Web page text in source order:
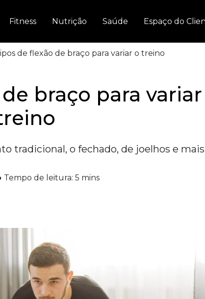
Fitness Nutrição Saúde Espaço do
de flexão de braço para variar o treino
braço para
tradicional, o fechado, de joelhos e mais
Tempo de leitura: 5 mins